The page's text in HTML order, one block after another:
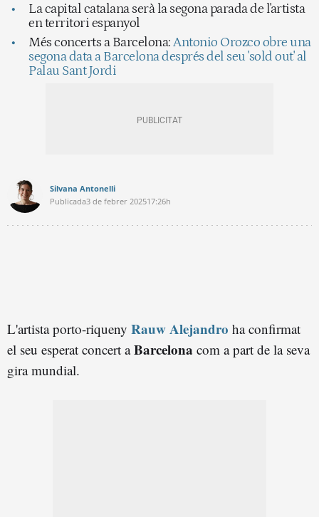
La capital catalana serà la segona parada de l'artista
en territori espanyol
Més concerts a Barcelona:Antonio Orozco obre una
segona data a Barcelona després del seu 'sold out' al
Palau Sant Jordi
Silvana Antonelli
Publicada3 de febrer 202517:26h
L'artista porto-riqueny Rauw Alejandro ha confirmat
el seu esperat concert aBarcelona com a part de la seva
gira mundial.